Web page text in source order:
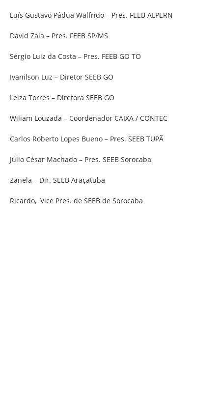
Luís Gustavo Pádua Walfrido – Pres. FEEB ALPERN
David Zaia – Pres. FEEB SP/MS
Sérgio Luiz da Costa – Pres. FEEB GO TO
Ivanilson Luz – Diretor SEEB GO
Leiza Torres – Diretora SEEB GO
Wiliam Louzada – Coordenador CAIXA / CONTEC
Carlos Roberto Lopes Bueno – Pres. SEEB TUPÃ
Júlio César Machado – Pres. SEEB Sorocaba
Zanela – Dir. SEEB Araçatuba
Ricardo, Vice Pres. de SEEB de Sorocaba